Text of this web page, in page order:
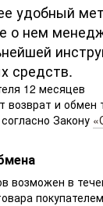
удобный
о нем
средств.
12 месяцев
возврат и обмен
Закону
возможен в